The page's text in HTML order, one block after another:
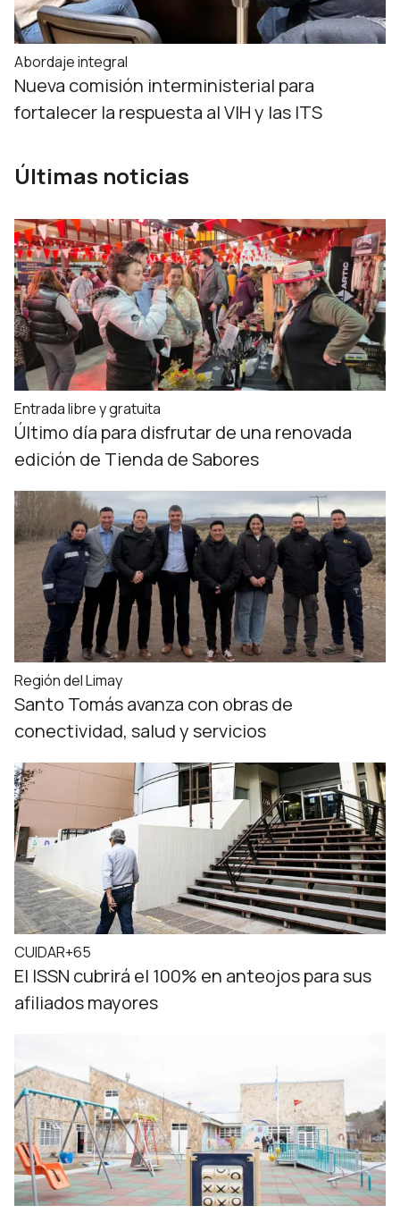
Abordaje integral
Nueva comisión interministerial para
fortalecer la respuesta al VIH y las ITS
Últimas noticias
Entrada libre y gratuita
Último día para disfrutar de una renovada
edición de Tienda de Sabores
Región del Limay
Santo Tomás avanza con obras de
conectividad, salud y servicios
CUIDAR+65
El ISSN cubrirá el 100% en anteojos para sus
afiliados mayores